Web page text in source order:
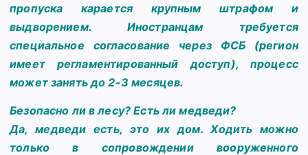
пропуска карается крупным штрафом и
выдворением. Иностранцам требуется
специальное согласование через ФСБ (регион
имеет регламентированный доступ), процесс
может занять до 2-3 месяцев.
Безопасно ли в лесу? Есть ли медведи?
Да, медведи есть, это их дом. Ходить можно
только в сопровождении вооруженного